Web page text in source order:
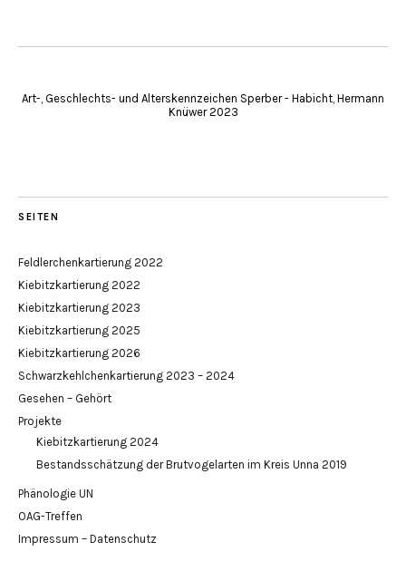
Art-, Geschlechts- und Alterskennzeichen Sperber - Habicht, Hermann
Knüwer 2023
SEITEN
Feldlerchenkartierung 2022
Kiebitzkartierung 2022
Kiebitzkartierung 2023
Kiebitzkartierung 2025
Kiebitzkartierung 2026
Schwarzkehlchenkartierung 2023 – 2024
Gesehen – Gehört
Projekte
Kiebitzkartierung 2024
Bestandsschätzung der Brutvogelarten im Kreis Unna 2019
Phänologie UN
OAG-Treffen
Impressum – Datenschutz